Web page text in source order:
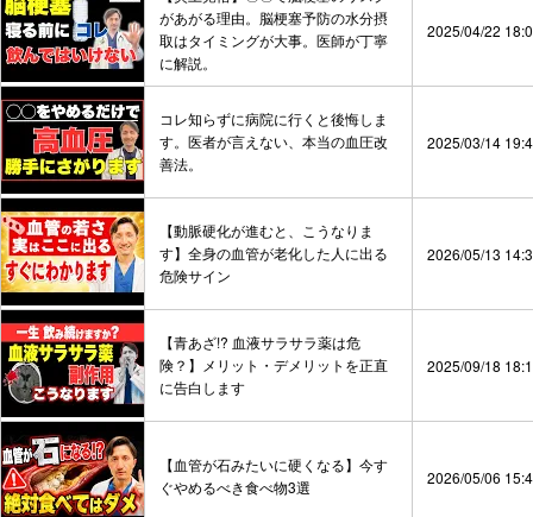
があがる理由。脳梗塞予防の水分摂
取はタイミングが大事。医師が丁寧
に解説。
2025/04/22
コレ知らずに病院に行くと後悔しま
す。医者が言えない、本当の血圧改
善法。
2025/03/14
【動脈硬化が進むと、こうなりま
す】全身の血管が老化した人に出る
危険サイン
2026/05/13
【青あざ!? 血液サラサラ薬は危
険？】メリット・デメリットを正直
に告白します
2025/09/18
【血管が石みたいに硬くなる】今す
ぐやめるべき食べ物3選
2026/05/06